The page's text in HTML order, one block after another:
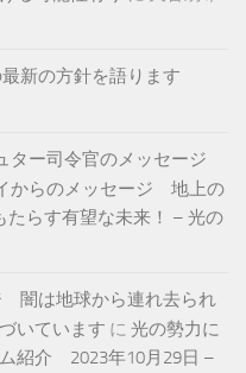
最新の方針を語ります
ター司令官のメッセージ
からのメッセージ 地上の
らす有望な未来！ – 光の
闇は地球から連れ去られ
いています に 光の勢力に
紹介 2023年10月29日 –